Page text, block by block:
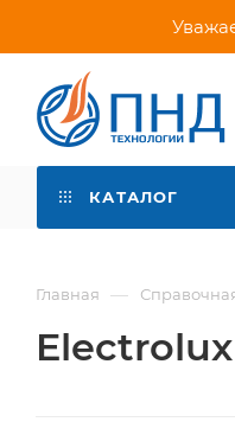
КАТАЛОГ
Главная —
Electrolux